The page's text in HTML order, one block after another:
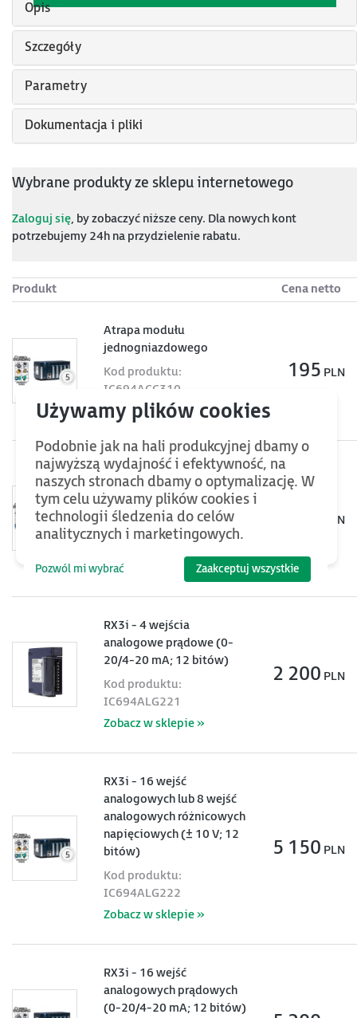
Opis
Szczegóły
Parametry
Dokumentacja i pliki
Wybrane produkty ze sklepu internetowego
Zaloguj się, by zobaczyć niższe ceny. Dla nowych kont
potrzebujemy 24h na przydzielenie rabatu.
Produkt Cena netto
Atrapa modułu
jednogniazdowego
Kod produktu:
IC694ACC310
Zobacz w sklepie »
195 PLN
RX3i - 4 wejścia
analogowe napięciowe (±
10 V; 12 bitów)
Kod produktu:
IC694ALG220
Zobacz w sklepie »
PLN
RX3i - 4 wejścia
analogowe prądowe (0-
20/4-20 mA; 12 bitów)
Kod produktu:
IC694ALG221
Zobacz w sklepie »
2 200 PLN
RX3i - 16 wejść
analogowych lub 8 wejść
analogowych różnicowych
napięciowych (± 10 V; 12
bitów)
Kod produktu:
IC694ALG222
Zobacz w sklepie »
5 150 PLN
RX3i - 16 wejść
analogowych prądowych
(0-20/4-20 mA; 12 bitów)
Podobnie jak na hali produkcyjnej dbamy o
najwyższą wydajność i efektywność, na
naszych stronach dbamy o optymalizację. W
tym celu używamy plików cookies i
technologii śledzenia do celów
analitycznych i marketingowych.
Pozwól mi wybrać Zaakceptuj wszystkie